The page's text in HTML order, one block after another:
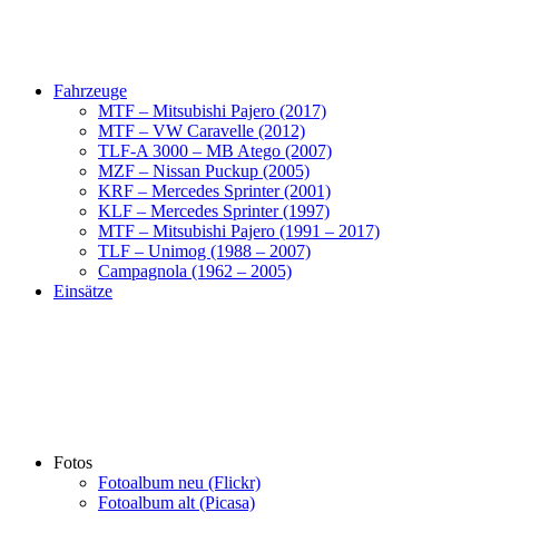
Fahrzeuge
MTF – Mitsubishi Pajero (2017)
MTF – VW Caravelle (2012)
TLF-A 3000 – MB Atego (2007)
MZF – Nissan Puckup (2005)
KRF – Mercedes Sprinter (2001)
KLF – Mercedes Sprinter (1997)
MTF – Mitsubishi Pajero (1991 – 2017)
TLF – Unimog (1988 – 2007)
Campagnola (1962 – 2005)
Einsätze
Fotos
Fotoalbum neu (Flickr)
Fotoalbum alt (Picasa)